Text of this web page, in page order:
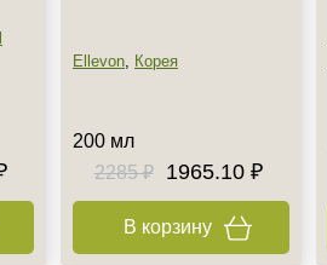
Ellevon, Корея
200 мл
2285 ₽
1965.10 ₽
В корзину